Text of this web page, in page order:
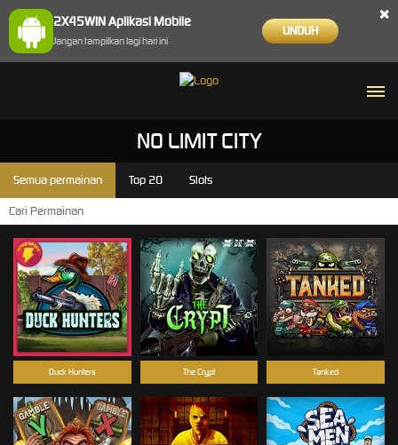
2X45WIN Aplikasi Mobile
Jangan tampilkan lagi hari ini
UNDUH
×
NO LIMIT CITY
Semua permainan Top 20 Slots
Duck Hunters The Crypt Tanked